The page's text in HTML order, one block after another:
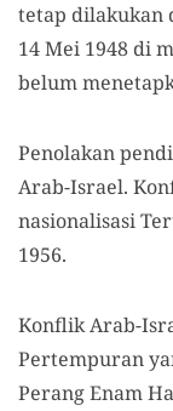
tetap dilakukan
14 Mei 1948 di
belum
Penolakan
Arab-Israel.
nasionalisasi
1956.
Konflik Arab-
Pertempuran
Perang Enam